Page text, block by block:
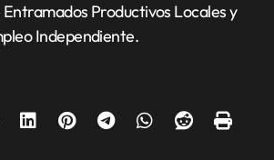
Entramados Productivos Locales y
Independiente.